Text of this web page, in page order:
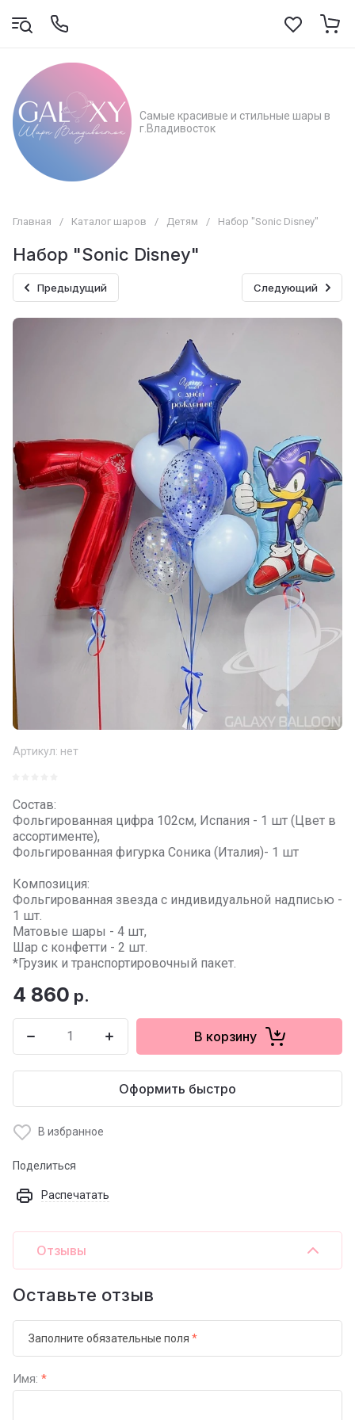
Самые красивые и стильные шары в
г.Владивосток
Главная / Каталог шаров / Детям / Набор "Sonic Disney"
Набор "Sonic Disney"
Предыдущий Следующий
Артикул: нет
Состав:
Фольгированная цифра 102см, Испания - 1 шт (Цвет в
ассортименте),
Фольгированная фигурка Соника (Италия)- 1 шт
Композиция:
Фольгированная звезда с индивидуальной надписью -
1 шт.
Матовые шары - 4 шт,
Шар с конфетти - 2 шт.
*Грузик и транспортировочный пакет.
4 860 р.
В корзину
Оформить быстро
В избранное
Поделиться
Распечатать
Отзывы
Оставьте отзыв
Заполните обязательные поля *
Имя: *